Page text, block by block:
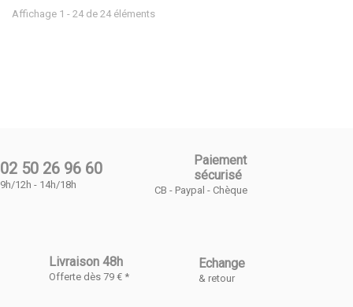
Affichage 1 - 24 de 24 éléments
02 50 26 96 60
9h/12h - 14h/18h
Paiement
sécurisé
CB - Paypal - Chèque
Livraison 48h
Offerte dès 79 € *
Echange
& retour